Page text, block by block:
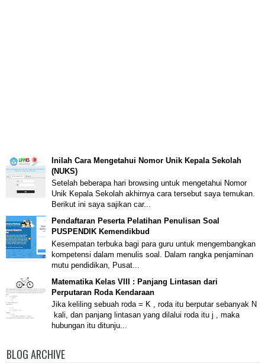
Inilah Cara Mengetahui Nomor Unik Kepala Sekolah
(NUKS)
Setelah beberapa hari browsing untuk mengetahui Nomor
Unik Kepala Sekolah akhirnya cara tersebut saya temukan.
Berikut ini saya sajikan car...
Pendaftaran Peserta Pelatihan Penulisan Soal
PUSPENDIK Kemendikbud
Kesempatan terbuka bagi para guru untuk mengembangkan
kompetensi dalam menulis soal. Dalam rangka penjaminan
mutu pendidikan, Pusat...
Matematika Kelas VIII : Panjang Lintasan dari
Perputaran Roda Kendaraan
Jika keliling sebuah roda = K , roda itu berputar sebanyak N
kali, dan panjang lintasan yang dilalui roda itu j , maka
hubungan itu ditunju...
BLOG ARCHIVE